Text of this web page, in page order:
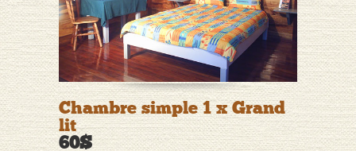
Chambre simple 1 x Grand
lit
60$